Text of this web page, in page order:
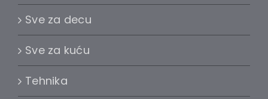
Sve za decu
Sve za kuću
Tehnika